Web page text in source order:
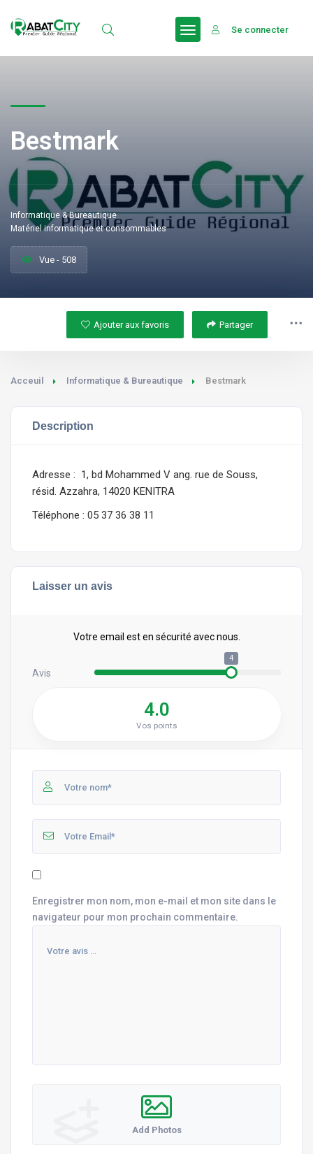
Se connecter
Bestmark
Informatique & Bureautique
Matériel informatique et consommables
Vue - 508
Ajouter aux favoris Partager
Acceuil Informatique & Bureautique Bestmark
Description
Adresse : 1, bd Mohammed V ang. rue de Souss,
résid. Azzahra, 14020 KENITRA
Téléphone : 05 37 36 38 11
Laisser un avis
Votre email est en sécurité avec nous.
Avis
4
4.0
Vos points
Enregistrer mon nom, mon e-mail et mon site dans le
navigateur pour mon prochain commentaire.
Add Photos